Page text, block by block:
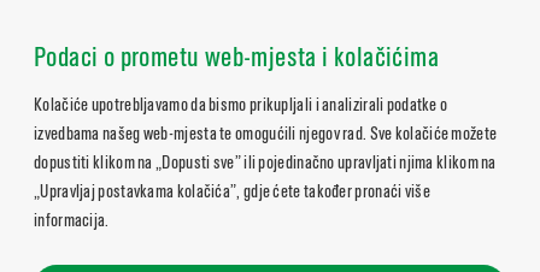
Podaci o prometu web-mjesta i kolačićima
Kolačiće upotrebljavamo da bismo prikupljali i analizirali podatke o
izvedbama našeg web-mjesta te omogućili njegov rad. Sve kolačiće možete
dopustiti klikom na „Dopusti sve” ili pojedinačno upravljati njima klikom na
„Upravljaj postavkama kolačića”, gdje ćete također pronaći više
informacija.